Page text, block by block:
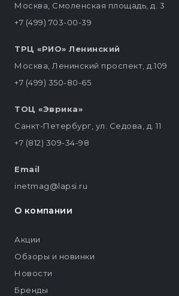
Москва, Смоленская площадь, д. 3
+7 (499) 703-00-39
ТРЦ «РИО» Ленинский
Москва, Ленинский проспект, д.109
+7 (499) 350-80-65
ТОЦ «Эврика»
Санкт-Петербург, ул. Седова, д. 11
+7 (812) 309-34-98
Email
inetmag@lapsi.ru
О компании
Акции
Обзоры и новинки
Новости
Бренды